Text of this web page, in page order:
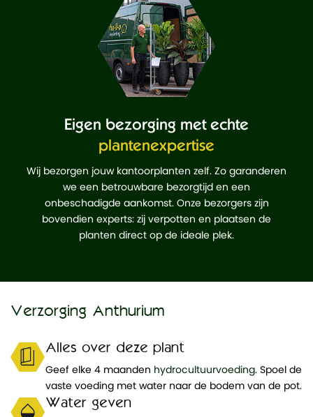
Eigen bezorging met echte
plantenexpertise
Wij bezorgen jouw kantoorplanten zelf. Zo garanderen
we een betrouwbare bezorgtijd en een
onbeschadigde aankomst. Onze bezorgers zijn
bovendien experts: zij verpotten en plaatsen de
planten direct op de ideale plek.
Verzorging Anthurium
Alles over deze plant
Geef elke 4 maanden hydrocultuurvoeding. Spoel de
vaste voeding met water naar de bodem van de pot.
Water geven